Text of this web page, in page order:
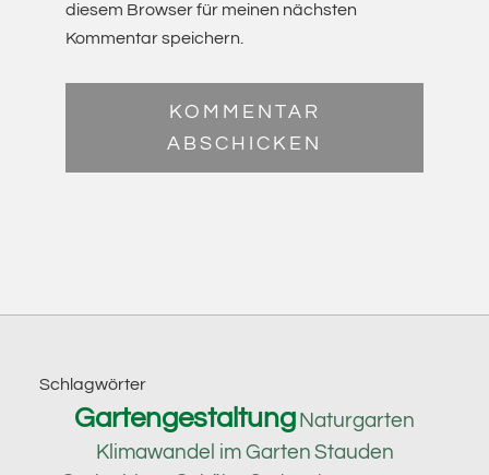
diesem Browser für meinen nächsten
Kommentar speichern.
Footer
Schlagwörter
Gartengestaltung Naturgarten
Klimawandel im Garten Stauden